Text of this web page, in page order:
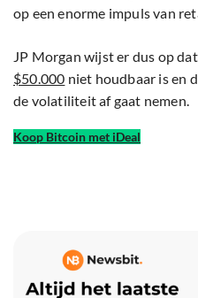
op een enorme impuls van
JP Morgan wijst er dus op
$50.000 niet houdbaar is en
de volatiliteit af gaat nemen.
Koop Bitcoin met iDeal